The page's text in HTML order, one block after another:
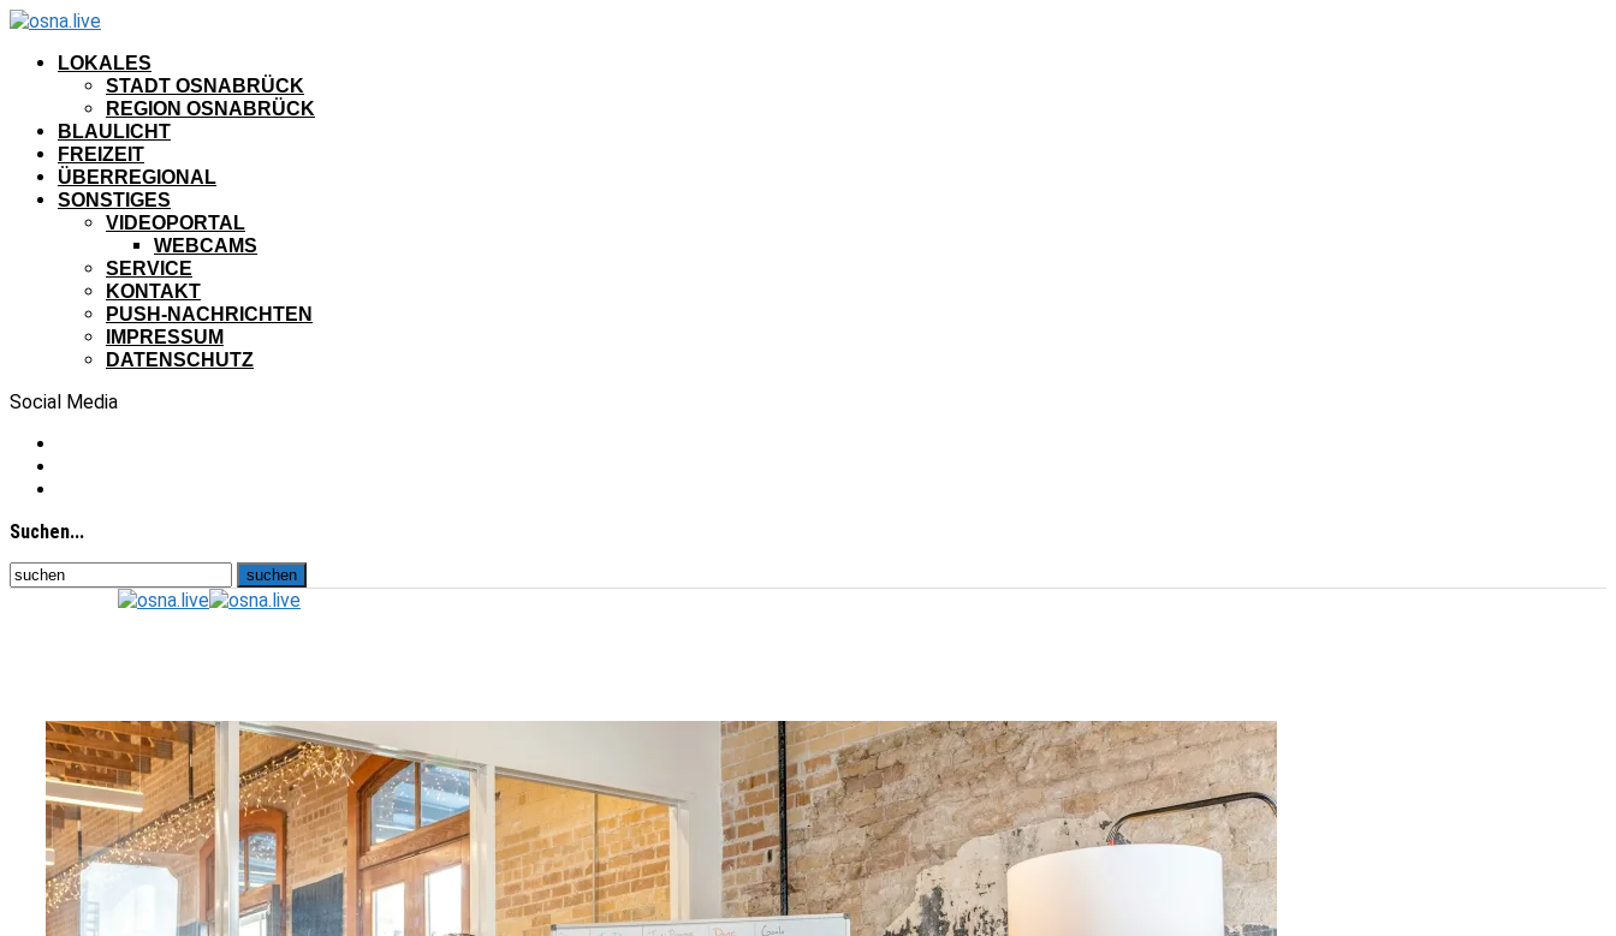
LOKALES
STADT OSNABRÜCK
REGION OSNABRÜCK
BLAULICHT
FREIZEIT
ÜBERREGIONAL
SONSTIGES
VIDEOPORTAL
WEBCAMS
SERVICE
KONTAKT
PUSH-NACHRICHTEN
IMPRESSUM
DATENSCHUTZ
Social Media
Suchen...
osna.live